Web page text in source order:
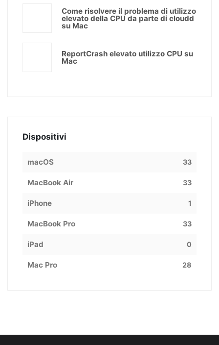
Come risolvere il problema di utilizzo
elevato della CPU da parte di cloudd
su Mac
ReportCrash elevato utilizzo CPU su
Mac
Dispositivi
macOS 33
MacBook Air 33
iPhone 1
MacBook Pro 33
iPad 0
Mac Pro 28